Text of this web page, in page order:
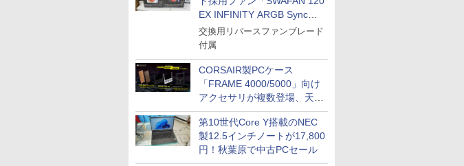
EX INFINITY ARGB Sync」
に単品パッケージ
交換用リバースファンブレード
付属
CORSAIR製PCケース
「FRAME 4000/5000」向け
アクセサリが複数登場、天然
木製パネルや背面コネクタ対
応トレイなど
第10世代Core Y搭載のNEC
製12.5インチノートが17,800
円！秋葉原で中古PCセール